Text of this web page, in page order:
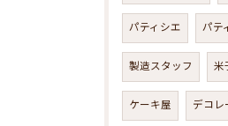
パティシエ パテ
製造スタッフ 米
ケーキ屋 デコ